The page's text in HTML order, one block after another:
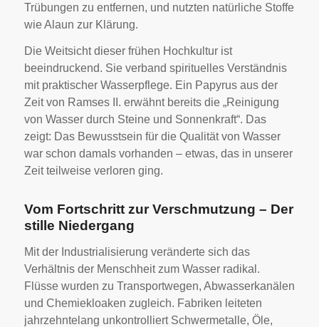
Trübungen zu entfernen, und nutzten natürliche Stoffe
wie Alaun zur Klärung.
Die Weitsicht dieser frühen Hochkultur ist
beeindruckend. Sie verband spirituelles Verständnis
mit praktischer Wasserpflege. Ein Papyrus aus der
Zeit von Ramses II. erwähnt bereits die „Reinigung
von Wasser durch Steine und Sonnenkraft“. Das
zeigt: Das Bewusstsein für die Qualität von Wasser
war schon damals vorhanden – etwas, das in unserer
Zeit teilweise verloren ging.
Vom Fortschritt zur Verschmutzung – Der
stille Niedergang
Mit der Industrialisierung veränderte sich das
Verhältnis der Menschheit zum Wasser radikal.
Flüsse wurden zu Transportwegen, Abwasserkanälen
und Chemiekloaken zugleich. Fabriken leiteten
jahrzehntelang unkontrolliert Schwermetalle, Öle,